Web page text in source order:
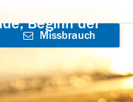
Beginn der
Missbrauch